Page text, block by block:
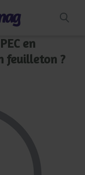
en
feuilleton ?